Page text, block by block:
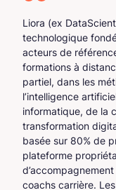
Liora (ex
technologique
acteurs de
formations à
partiel, dans les
l’intelligence
informatique, de la
transformation
basée sur 80% de
plateforme
coachs carrière.